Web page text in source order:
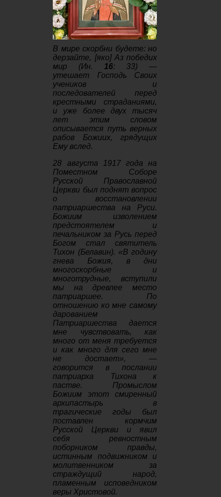
В мире скорбни будете: но
дерзайте, [яко] Аз победих
мир (Ин. 16: 33) —
утешает Господь Своих
учеников и
последователей перед
крестными страданиями,
и уже более двух тысяч
лет этим словом
описывается путь верных
рабов Божиих, грядущих
Ему вслед.
28 августа 1917 года на
Поместном Соборе
Русской Православной
Церкви был поднят вопрос
о восстановлении
патриаршества на Руси.
Божиим изволением
предстоятелем и
печальником за Русь перед
Богом стал святитель
Тихон (Белавин). «В годину
гнева Божия, в дни
многоскорбные и
многотрудные, вступили
мы на древлее место
патриаршее. По
отношению ко мне самому
дарованием
Патриаршества дается
мне чувствовать, как
много от меня требуется
и как много для сего мне
не достает», —
говорится в послании
патриарха Тихона к
пастве. Промыслом
Божиим этот смиренный
архипастырь в
трагические годы был
поставлен кормчим
Русской Церкви и явил
себя ревностным
поборником правды,
истинным подвижником и
молитвенником за
страждущий народ,
пламенным исповедником
веры Христовой.